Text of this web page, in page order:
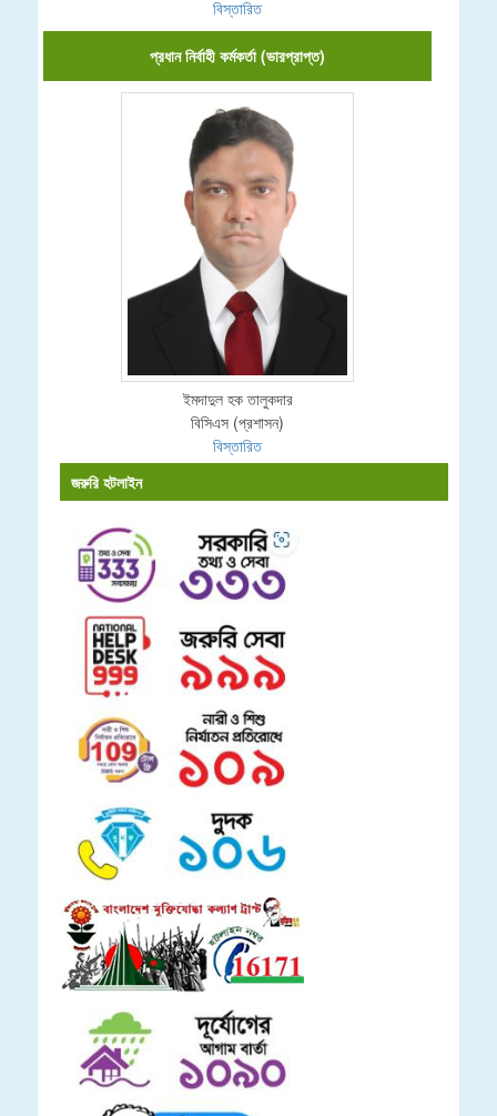
বিস্তারিত
প্রধান নির্বাহী কর্মকর্তা (ভারপ্রাপ্ত)
ইমদাদুল হক তালুকদার
বিসিএস (প্রশাসন)
বিস্তারিত
জরুরি হটলাইন